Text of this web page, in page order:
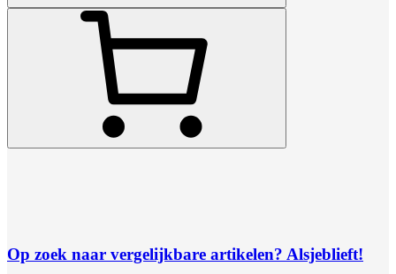
Op zoek naar vergelijkbare artikelen? Alsjeblieft!